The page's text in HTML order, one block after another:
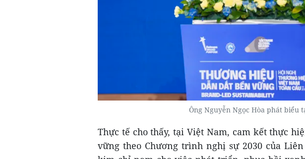
Ông Nguyễn Ngọc Hòa phát biểu
Thực tế cho thấy, tại Việt Nam, cam kết thực
vững theo Chương trình nghị sự 2030 của